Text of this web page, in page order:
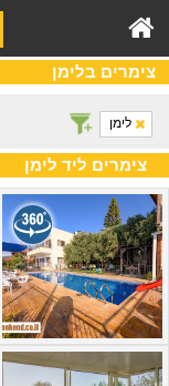
צימרים בלימן
לימן
צימרים ליד לימן